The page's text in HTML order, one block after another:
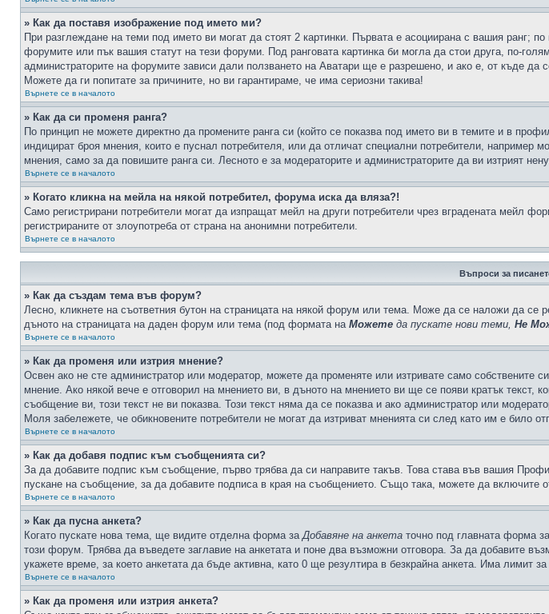
» Как да поставя изображение под името ми?
При разглеждане на теми под името ви могат да стоят 2 картинки. Първата е асоциирана с вашия ранг;
форумите или пък вашия статут на тези форуми. Под ранговата картинка би могла да стои друга, по-
администраторите на форумите зависи дали ползването на Аватари ще е разрешено, и ако е, от къде
Можете да ги попитате за причините, но ви гарантираме, че има сериозни такива!
Върнете се в началото
» Как да си променя ранга?
По принцип не можете директно да промените ранга си (който се показва под името ви в темите и в
индицират броя мнения, които е пуснал потребителя, или да отличат специални потребители,
мнения, само за да повишите ранга си. Лесното е за модераторите и администраторите да ви изтрият
Върнете се в началото
» Когато кликна на мейла на някой потребител, форума иска да вляза?!
Само регистрирани потребители могат да изпращат мейл на други потребители чрез вградената мейл
регистрираните от злоупотреба от страна на анонимни потребители.
Върнете се в началото
Въпроси за
» Как да създам тема във форум?
Лесно, кликнете на съответния бутон на страницата на някой форум или тема. Може да се наложи да
дъното на страницата на даден форум или тема (под формата на Можете да пускате нови теми, Не
Върнете се в началото
» Как да променя или изтрия мнение?
Освен ако не сте администратор или модератор, можете да променяте или изтривате само собствените
мнение. Ако някой вече е отговорил на мнението ви, в дъното на мнението ви ще се появи кратък текст,
съобщение ви, този текст не ви показва. Този текст няма да се показва и ако администратор или
Моля забележете, че обикновените потребители не могат да изтриват мненията си след като им е било
Върнете се в началото
» Как да добавя подпис към съобщенията си?
За да добавите подпис към съобщение, първо трябва да си направите такъв. Това става във вашия
пускане на съобщение, за да добавите подписа в края на съобщението. Също така, можете да включите
Върнете се в началото
» Как да пусна анкета?
Когато пускате нова тема, ще видите отделна форма заДобавяне на анкета точно под главната форма
този форум. Трябва да въведете заглавие на анкетата и поне два възможни отговора. За да добавите
укажете време, за което анкетата да бъде активна, като 0 ще резултира в безкрайна анкета. Има лимит
Върнете се в началото
» Как да променя или изтрия анкета?